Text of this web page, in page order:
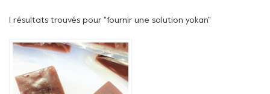
1 résultats trouvés pour "fournir une solution yokan"